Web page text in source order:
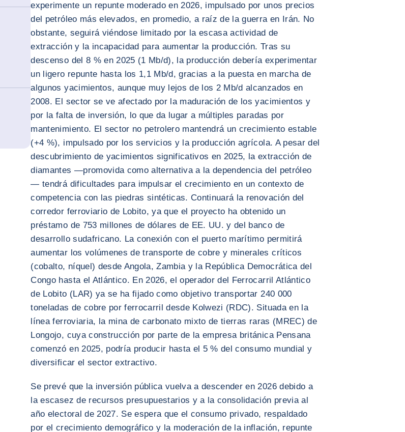
experimente un repunte moderado en 2026, impulsado por unos precios
del petróleo más elevados, en promedio, a raíz de la guerra en Irán. No
obstante, seguirá viéndose limitado por la escasa actividad de
extracción y la incapacidad para aumentar la producción. Tras su
descenso del 8 % en 2025 (1 Mb/d), la producción debería experimentar
un ligero repunte hasta los 1,1 Mb/d, gracias a la puesta en marcha de
algunos yacimientos, aunque muy lejos de los 2 Mb/d alcanzados en
2008. El sector se ve afectado por la maduración de los yacimientos y
por la falta de inversión, lo que da lugar a múltiples paradas por
mantenimiento. El sector no petrolero mantendrá un crecimiento estable
(+4 %), impulsado por los servicios y la producción agrícola. A pesar del
descubrimiento de yacimientos significativos en 2025, la extracción de
diamantes —promovida como alternativa a la dependencia del petróleo
— tendrá dificultades para impulsar el crecimiento en un contexto de
competencia con las piedras sintéticas. Continuará la renovación del
corredor ferroviario de Lobito, ya que el proyecto ha obtenido un
préstamo de 753 millones de dólares de EE. UU. y del banco de
desarrollo sudafricano. La conexión con el puerto marítimo permitirá
aumentar los volúmenes de transporte de cobre y minerales críticos
(cobalto, níquel) desde Angola, Zambia y la República Democrática del
Congo hasta el Atlántico. En 2026, el operador del Ferrocarril Atlántico
de Lobito (LAR) ya se ha fijado como objetivo transportar 240 000
toneladas de cobre por ferrocarril desde Kolwezi (RDC). Situada en la
línea ferroviaria, la mina de carbonato mixto de tierras raras (MREC) de
Longojo, cuya construcción por parte de la empresa británica Pensana
comenzó en 2025, podría producir hasta el 5 % del consumo mundial y
diversificar el sector extractivo.
Se prevé que la inversión pública vuelva a descender en 2026 debido a
la escasez de recursos presupuestarios y a la consolidación previa al
año electoral de 2027. Se espera que el consumo privado, respaldado
por el crecimiento demográfico y la moderación de la inflación, repunte